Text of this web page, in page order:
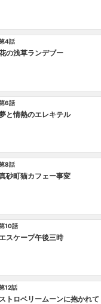
4話
の浅草ランデブー
6話
と情熱のエレキテル
8話
砂町猫カフェー事変
10話
エスケープ午後三時
12話
ストロベリームーンに抱かれて